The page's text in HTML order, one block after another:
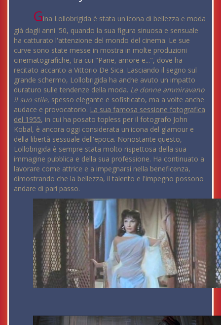
Gina Lollobrigida è stata un'icona di bellezza e moda
già dagli anni '50, quando la sua figura sinuosa e sensuale
ha catturato l'attenzione del mondo del cinema. Le sue
curve sono state messe in mostra in molte produzioni
cinematografiche, tra cui "Pane, amore e...", dove ha
recitato accanto a Vittorio De Sica. Lasciando il segno sul
grande schermo, Lollobrigida ha anche avuto un impatto
duraturo sulle tendenze della moda. Le donne ammiravano
il suo stile, spesso elegante e sofisticato, ma a volte anche
audace e provocatorio. La sua famosa sessione fotografica
del 1955, in cui ha posato topless per il fotografo John
Kobal, è ancora oggi considerata un'icona del glamour e
della libertà sessuale dell'epoca. Nonostante questo,
Lollobrigida è sempre stata molto rispettosa della sua
immagine pubblica e della sua professione. Ha continuato a
lavorare come attrice e a impegnarsi nella beneficenza,
dimostrando che la bellezza, il talento e l'impegno possono
andare di pari passo.